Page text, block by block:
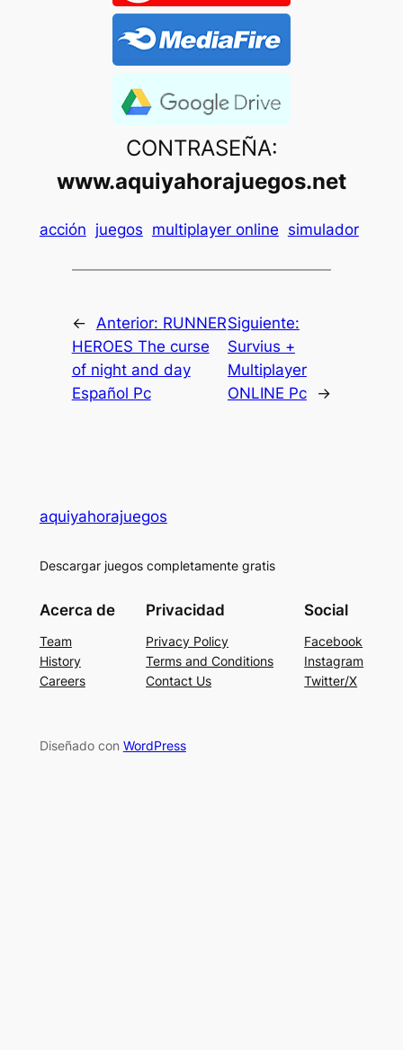
CONTRASEÑA:
www.aquiyahorajuegos.net
acción juegos multiplayer online simulador
← Anterior: RUNNER
HEROES The curse
of night and day
Español Pc
Siguiente:
Survius +
Multiplayer
ONLINE Pc
→
aquiyahorajuegos
Descargar juegos completamente gratis
Acerca de
Team
History
Careers
Privacidad
Privacy Policy
Terms and Conditions
Contact Us
Social
Facebook
Instagram
Twitter/X
Diseñado con WordPress